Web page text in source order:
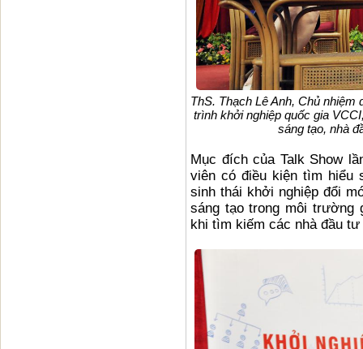
ThS. Thạch Lê Anh, Chủ
trình khởi nghiệp quốc gia
sáng tạo, nhà
Mục đích của Talk Show
viên có điều kiện tìm hiểu
sinh thái khởi nghiệp đổi
sáng tạo trong môi trường
khi tìm kiếm các nhà đầu